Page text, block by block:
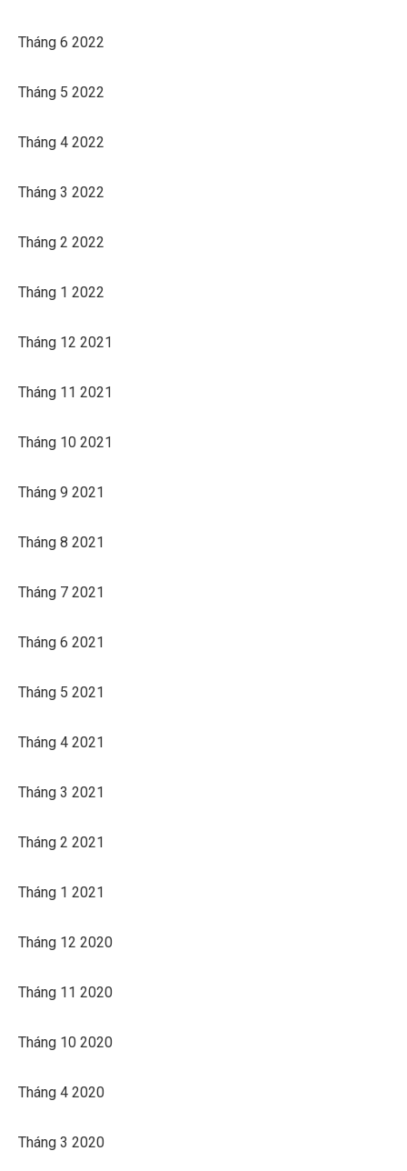
Tháng 6 2022
Tháng 5 2022
Tháng 4 2022
Tháng 3 2022
Tháng 2 2022
Tháng 1 2022
Tháng 12 2021
Tháng 11 2021
Tháng 10 2021
Tháng 9 2021
Tháng 8 2021
Tháng 7 2021
Tháng 6 2021
Tháng 5 2021
Tháng 4 2021
Tháng 3 2021
Tháng 2 2021
Tháng 1 2021
Tháng 12 2020
Tháng 11 2020
Tháng 10 2020
Tháng 4 2020
Tháng 3 2020